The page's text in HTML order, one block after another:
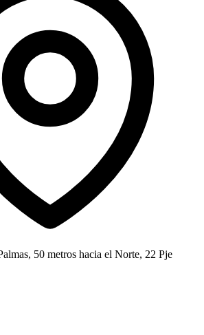
50 metros hacia el Norte, 22 Pje